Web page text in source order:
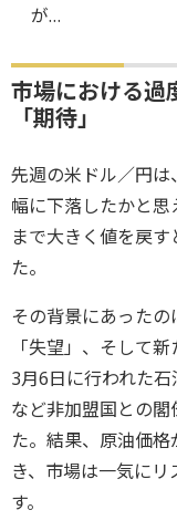
が…
市場における過
「期待」
先週の米ドル／円
幅に下落したかと
まで大きく値を戻
た。
その背景にあった
「失望」、そして
3月6日に行われた
など非加盟国との
た。結果、原油価
き、市場は一気に
す。